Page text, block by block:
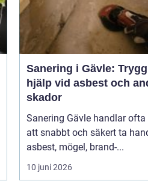
Sanering i Gävle: Trygg
hjälp vid asbest och
skador
Sanering Gävle handlar ofta
att snabbt och säkert ta
asbest, mögel, brand-...
10 juni 2026